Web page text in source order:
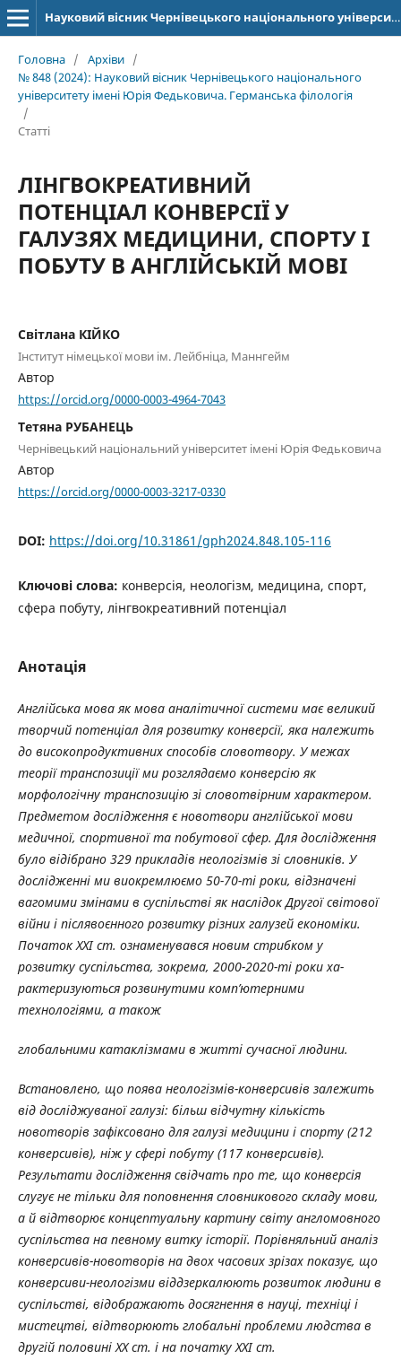
Науковий вісник Чернівецького національного університету імені Юрія Федьковича. Серія: Германська філологія
Головна / Архіви /
№ 848 (2024): Науковий вісник Чернівецького національного
університету імені Юрія Федьковича. Германська філологія
/
Статті
ЛІНГВОКРЕАТИВНИЙ
ПОТЕНЦІАЛ КОНВЕРСІЇ У
ГАЛУЗЯХ МЕДИЦИНИ, СПОРТУ І
ПОБУТУ В АНГЛІЙСЬКІЙ МОВІ
Світлана КІЙКО
Інститут німецької мови ім. Лейбніца, Маннгейм
Автор
https://orcid.org/0000-0003-4964-7043
Тетяна РУБАНЕЦЬ
Чернівецький національний університет імені Юрія Федьковича
Автор
https://orcid.org/0000-0003-3217-0330
DOI: https://doi.org/10.31861/gph2024.848.105-116
Ключові слова: конверсія, неологізм, медицина, спорт,
сфера побуту, лінгвокреативний потенціал
Анотація
Англійська мова як мова аналітичної системи має великий
творчий потенціал для розвитку конверсії, яка належить
до високопродуктивних способів словотвору. У межах
теорії транспозиції ми розг­лядаємо конверсію як
морфологічну транспозицію зі словотвірним характе­ром.
Предметом дослідження є новотвори англійської мови
медичної, спортивної та побутової сфер. Для дослідження
було відібрано 329 прикладів неологізмів зі словників. У
дослідженні ми виокремлюємо 50-70-ті роки, відзначені
вагомими змінами в суспільстві як наслідок Другої світової
війни і післявоєнного розвитку різних галу­зей економіки.
Початок ХХІ ст. ознаме­нувався новим стрибком у
розвитку суспільства, зокрема, 2000-2020-ті роки ха­­
рактеризуються розвинутими комп’ютер­ними
технологіями, а також
глобальними катаклізмами в житті сучасної людини.
Встановлено, що поява неологізмів-конверсивів залежить
від досліджуваної галузі: більш відчутну кількість
новотворів зафіксовано для галузі медицини і спорту (212
конверсивів), ніж у сфері побуту (117 конверсивів).
Результати дослідження свідчать про те, що конверсія
слугує не тільки для поповнення словникового складу мови,
а й відтворює концептуальну картину світу англомовного
суспільства на певному витку історії. Порівняльний аналіз
конверсивів-новотворів на двох часових зрізах показує, що
конверсиви-неологізми віддзеркалюють розвиток людини в
суспільстві, відображають досягнення в науці, техніці і
мистецтві, відтворюють гло­бальні проблеми людства в
другій половині ХХ ст. і на початку ХХІ ст.